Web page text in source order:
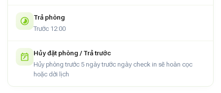
Trả phòng
Trước 12:00
Hủy đặt phòng / Trả trước
Hủy phòng trước 5 ngày trước ngày check in sẽ hoàn cọc
hoặc dời lịch